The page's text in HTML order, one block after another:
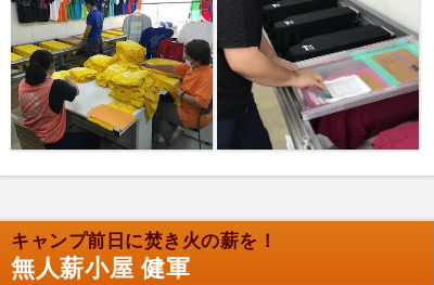
キャンプ前日に焚き火の薪を！
無人薪小屋 健軍